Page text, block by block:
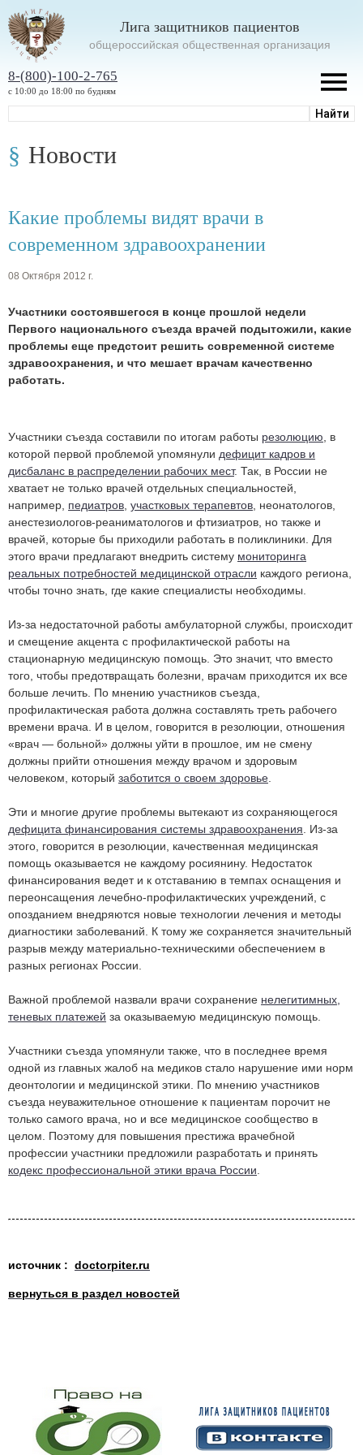
Лига защитников пациентов
oбщероссийская общественная организация
8-(800)-100-2-765
с 10:00 до 18:00 по будням
Новости
Какие проблемы видят врачи в
современном здравоохранении
08 Октября 2012 г.
Участники состоявшегося в конце прошлой недели
Первого национального съезда врачей подытожили, какие
проблемы еще предстоит решить современной системе
здравоохранения, и что мешает врачам качественно
работать.
Участники съезда составили по итогам работы резолюцию , в
которой первой проблемой упомянули дефицит кадров и
дисбаланс в распределении рабочих мест. Так, в России не
хватает не только врачей отдельных специальностей,
например, педиатров участковых терапевтов , неонатологов,
анестезиологов-реаниматологов и фтизиатров, но также и
врачей, которые бы приходили работать в поликлиники. Для
этого врачи предлагают внедрить систему мониторинга
реальных потребностей медицинской отрасли каждого региона,
чтобы точно знать, где какие специалисты необходимы.
Из-за недостаточной работы амбулаторной службы, происходит
и смещение акцента с профилактической работы на
стационарную медицинскую помощь. Это значит, что вместо
того, чтобы предотвращать болезни, врачам приходится их все
больше лечить. По мнению участников съезда,
профилактическая работа должна составлять треть рабочего
времени врача. И в целом, говорится в резолюции, отношения
«врач — больной» должны уйти в прошлое, им не смену
должны прийти отношения между врачом и здоровым
человеком, который заботится о своем здоровье
Эти и многие другие проблемы вытекают из сохраняющегося
дефицита финансирования системы здравоохранения . Из-за
этого, говорится в резолюции, качественная медицинская
помощь оказывается не каждому росиянину. Недостаток
финансирования ведет и к отставанию в темпах оснащения и
переонсащения лечебно-профилактических учреждений, с
опозданием внедряются новые технологии лечения и методы
диагностики заболеваний. К тому же сохраняется значительный
разрыв между материально-техническими обеспечением в
разных регионах России.
Важной проблемой назвали врачи сохранение нелегитимных,
теневых платежей за оказываемую медицинскую помощь.
Участники съезда упомянули также, что в последнее время
одной из главных жалоб на медиков стало нарушение ими норм
деонтологии и медицинской этики. По мнению участников
съезда неуважительное отношение к пациентам порочит не
только самого врача, но и все медицинское сообщество в
целом. Поэтому для повышения престижа врачебной
профессии участники предложили разработать и принять
кодекс профессиональной этики врача России
источник : doctorpiter.ru
вернуться в раздел новостей